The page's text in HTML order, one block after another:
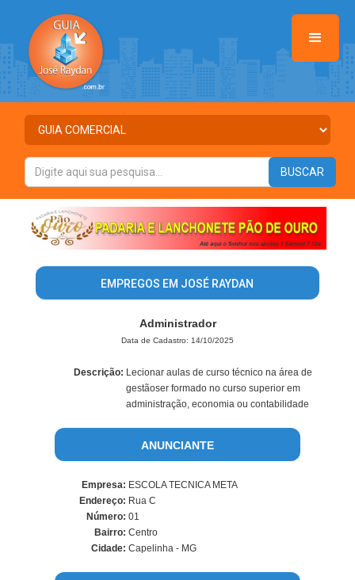
EMPREGOS EM JOSÉ RAYDAN
Administrador
Data de Cadastro: 14/10/2025
Descrição: Lecionar aulas de curso técnico na área de
gestãoser formado no curso superior em
administração, economia ou contabilidade
ANUNCIANTE
Empresa: ESCOLA TECNICA META
Endereço: Rua C
Número: 01
Bairro: Centro
Cidade: Capelinha - MG